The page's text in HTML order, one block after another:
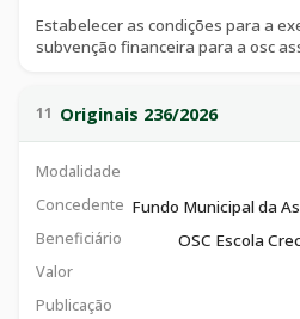
Estabelecer as condições para a
subvenção financeira para a osc
objetivo a transferência de
associação beneficente
aquisição de materiais de custeio
pedagógica, administrativa, de
garantindo um ambiente seguro,
o desenvolvimento integral na
autorização emenda, conforme
esse instrumento.
11 Originais 236/2026
Modalidade
Concedente Fundo Municipal da
Beneficiário OSC Escola
Valor
Publicação